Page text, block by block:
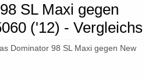
SL Maxi gegen
('12) - Vergleichs
Dominator 98 SL Maxi gegen New